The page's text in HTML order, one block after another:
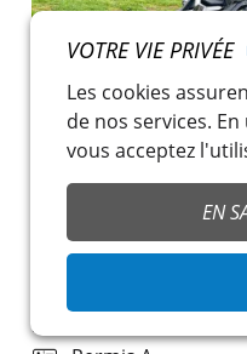
BMW R 1300 GS
Ploërmel~
VOTRE VIE PRIVÉE
Les cookies
de nos services.
vous acceptez
EN